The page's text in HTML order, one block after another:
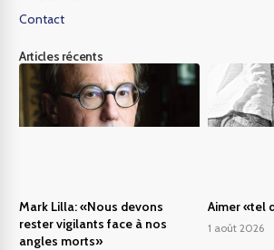
Contact
Articles récents
Mark Lilla: «Nous devons
rester vigilants face à nos
angles morts»
Aimer «tel
1 août 2026